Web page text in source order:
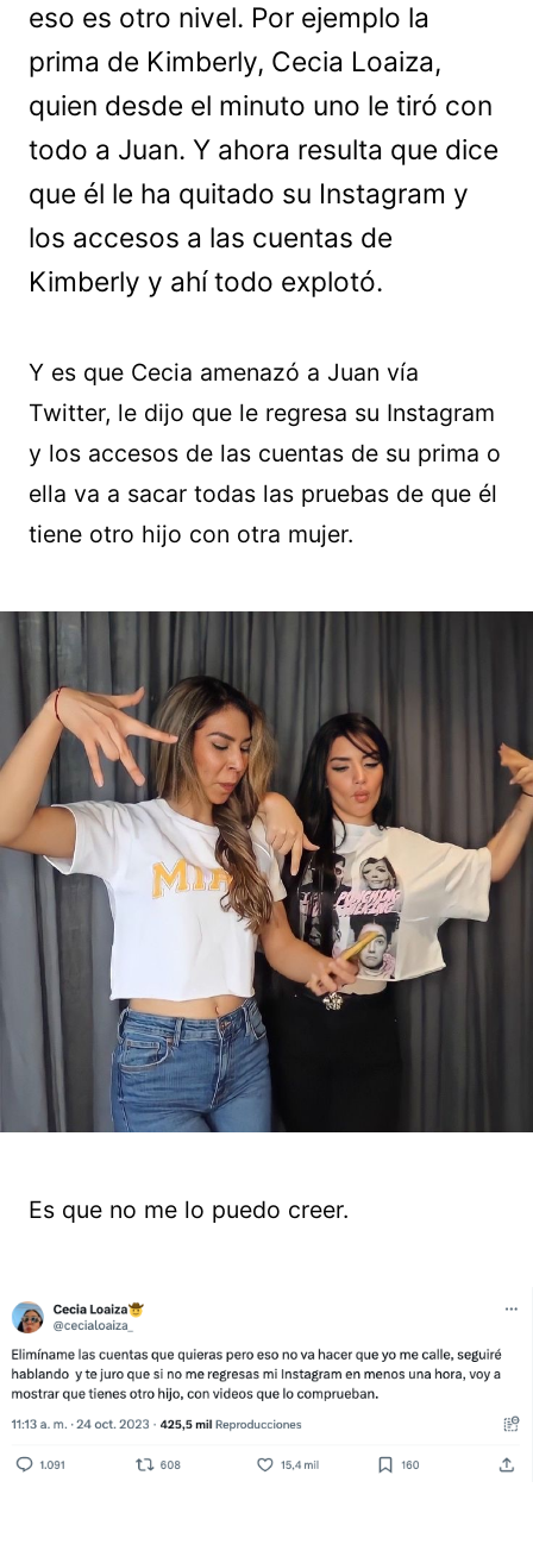
eso es otro nivel. Por ejemplo la
prima de Kimberly, Cecia Loaiza,
quien desde el minuto uno le tiró con
todo a Juan. Y ahora resulta que dice
que él le ha quitado su Instagram y
los accesos a las cuentas de
Kimberly y ahí todo explotó.
Y es que Cecia amenazó a Juan vía
Twitter, le dijo que le regresa su Instagram
y los accesos de las cuentas de su prima o
ella va a sacar todas las pruebas de que él
tiene otro hijo con otra mujer.
Es que no me lo puedo creer.